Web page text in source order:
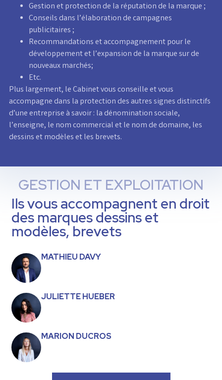
GESTION ET EXPLOITATION
Ils vous accompagnent en droit
des marques dessins et
modèles, brevets
MATHIEU DAVY
JULIETTE HUEBER
MARION DUCROS
Gestion et protection de la réputation de la marque ;
Conseils dans l’élaboration de campagnes
publicitaires ;
Recommandations et accompagnement pour le
développement et l’expansion de la marque sur de
nouveaux marchés;
Etc.
Plus largement, le Cabinet vous conseille et vous
accompagne dans la protection des autres signes distinctifs
d’une entreprise à savoir : la dénomination sociale,
l’enseigne, le nom commercial et le nom de domaine, les
dessins et modèles et les brevets.